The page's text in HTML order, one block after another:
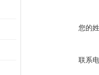
您的
联系